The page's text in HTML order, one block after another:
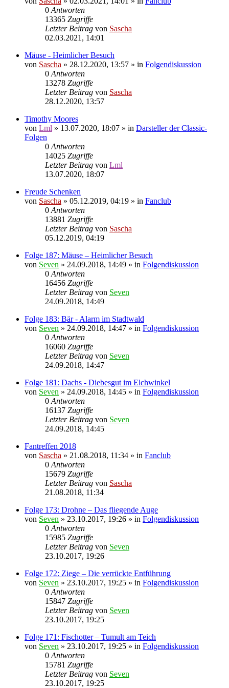
0 Antworten
13365 Zugriffe
Letzter Beitrag von Sascha
02.03.2021, 14:01
Mäuse - Heimlicher Besuch
von Sascha » 28.12.2020, 13:57 » in Folgendiskussion
0 Antworten
13278 Zugriffe
Letzter Beitrag von Sascha
28.12.2020, 13:57
Timothy Moores
von Lml » 13.07.2020, 18:07 » in Darsteller der Classic-
Folgen
0 Antworten
14025 Zugriffe
Letzter Beitrag von Lml
13.07.2020, 18:07
Freude Schenken
von Sascha » 05.12.2019, 04:19 » in Fanclub
0 Antworten
13881 Zugriffe
Letzter Beitrag von Sascha
05.12.2019, 04:19
Folge 187: Mäuse – Heimlicher Besuch
von Seven » 24.09.2018, 14:49 » in Folgendiskussion
0 Antworten
16456 Zugriffe
Letzter Beitrag von Seven
24.09.2018, 14:49
Folge 183: Bär - Alarm im Stadtwald
von Seven » 24.09.2018, 14:47 » in Folgendiskussion
0 Antworten
16060 Zugriffe
Letzter Beitrag von Seven
24.09.2018, 14:47
Folge 181: Dachs - Diebesgut im Elchwinkel
von Seven » 24.09.2018, 14:45 » in Folgendiskussion
0 Antworten
16137 Zugriffe
Letzter Beitrag von Seven
24.09.2018, 14:45
Fantreffen 2018
von Sascha » 21.08.2018, 11:34 » in Fanclub
0 Antworten
15679 Zugriffe
Letzter Beitrag von Sascha
21.08.2018, 11:34
Folge 173: Drohne – Das fliegende Auge
von Seven » 23.10.2017, 19:26 » in Folgendiskussion
0 Antworten
15985 Zugriffe
Letzter Beitrag von Seven
23.10.2017, 19:26
Folge 172: Ziege – Die verrückte Entführung
von Seven » 23.10.2017, 19:25 » in Folgendiskussion
0 Antworten
15847 Zugriffe
Letzter Beitrag von Seven
23.10.2017, 19:25
Folge 171: Fischotter – Tumult am Teich
von Seven » 23.10.2017, 19:25 » in Folgendiskussion
0 Antworten
15781 Zugriffe
Letzter Beitrag von Seven
23.10.2017, 19:25